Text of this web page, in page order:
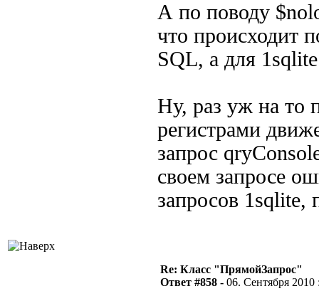
А по поводу
что происходит
SQL, а для
Ну, раз уж на то
регистрами
запрос
своем запросе
запросов 1sqlite,
Re: Класс "ПрямойЗапрос"
Ответ #858 - 06. Сентября 2010